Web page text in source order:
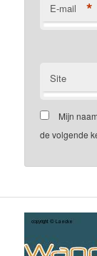
E-mail *
Site
Mijn
de volgende